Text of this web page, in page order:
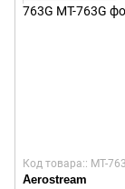
Код товара:: MT-
Aerostream